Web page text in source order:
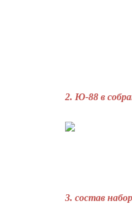
2. Ю-88 в
3. состав